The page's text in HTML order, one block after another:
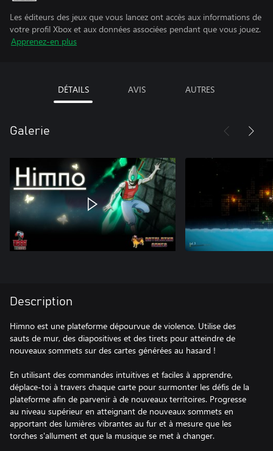
Les éditeurs des jeux que vous lancez ont accès aux informations de
votre profil Xbox et aux données associées pendant que vous jouez.
Apprenez-en plus
DÉTAILS AVIS AUTRES
Galerie
Description
Himno est une plateforme dépourvue de violence. Utilise des
sauts de mur, des diapositives et des tirets pour atteindre de
nouveaux sommets sur des cartes générées au hasard !
En utilisant des commandes intuitives et faciles à apprendre,
déplace-toi à travers chaque carte pour surmonter les défis de la
plateforme afin de parvenir à de nouveaux territoires. Progresse
au niveau supérieur en atteignant de nouveaux sommets en
apportant des lumières vibrantes au fur et à mesure que les
torches s'allument et que la musique se met à changer.